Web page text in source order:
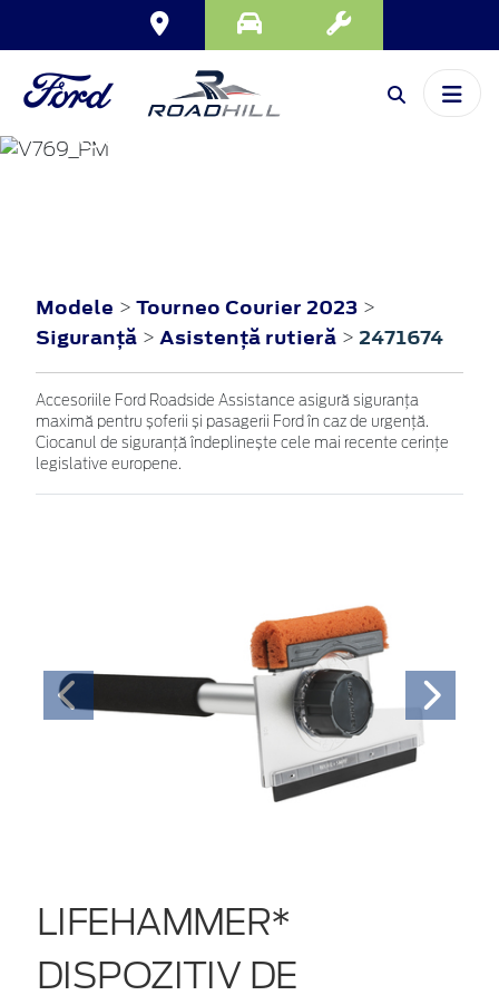
TOURNEO
COURIER
Modele > Tourneo Courier 2023 >
Siguranţă > Asistenţă rutieră > 2471674
Accesoriile Ford Roadside Assistance asigură siguranța
maximă pentru șoferii și pasagerii Ford în caz de urgență.
Ciocanul de siguranță îndeplinește cele mai recente cerințe
legislative europene.
LIFEHAMMER*
DISPOZITIV DE